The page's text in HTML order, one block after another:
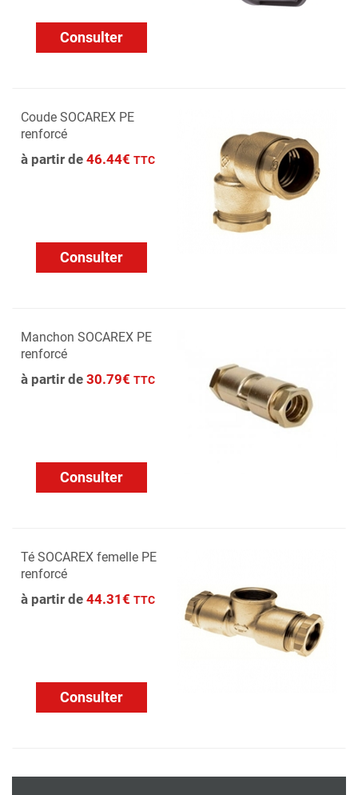
Consulter
Coude SOCAREX PE
renforcé
à partir de 46.44€ TTC
Consulter
Manchon SOCAREX PE
renforcé
à partir de 30.79€ TTC
Consulter
Té SOCAREX femelle PE
renforcé
à partir de 44.31€ TTC
Consulter